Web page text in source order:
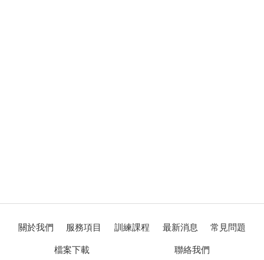
關於我們 服務項目 訓練課程 最新消息
常見問題
檔案下載
聯絡我們